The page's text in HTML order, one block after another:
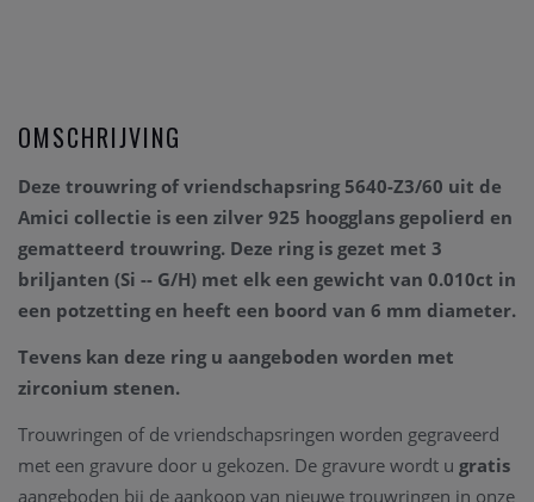
OMSCHRIJVING
Deze trouwring of vriendschapsring 5640-Z3/60 uit de
Amici collectie is een zilver 925 hoogglans gepolierd en
gematteerd trouwring. Deze ring is gezet met 3
briljanten (Si -- G/H) met elk een gewicht van 0.010ct in
een potzetting en heeft een boord van 6 mm diameter.
Tevens kan deze ring u aangeboden worden met
zirconium stenen.
Trouwringen of de vriendschapsringen worden gegraveerd
met een gravure door u gekozen. De gravure wordt u gratis
aangeboden bij de aankoop van nieuwe trouwringen in onze